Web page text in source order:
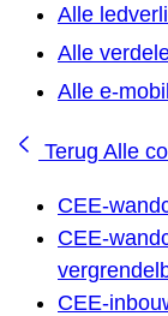
Alle
Alle
Alle e-
Terug Alle
CEE-
CEE-
CEE-